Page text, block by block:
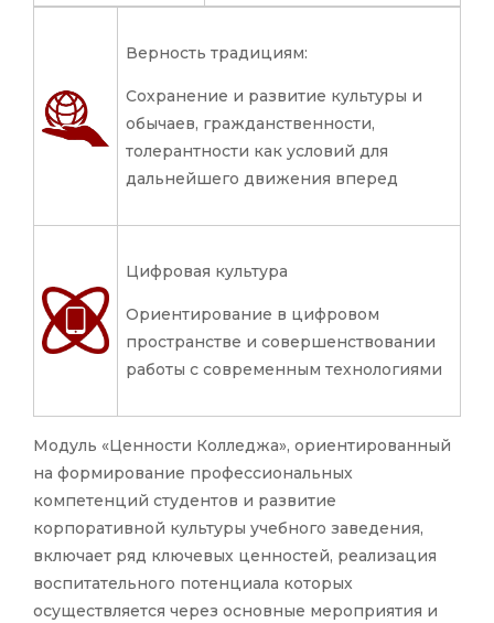
Верность традициям:
Сохранение и развитие культуры и
обычаев, гражданственности,
толерантности как условий для
дальнейшего движения вперед
Цифровая культура
Ориентирование в цифровом
пространстве и совершенствовании
работы с современным технологиями
Модуль «Ценности Колледжа», ориентированный
на формирование профессиональных
компетенций студентов и развитие
корпоративной культуры учебного заведения,
включает ряд ключевых ценностей, реализация
воспитательного потенциала которых
осуществляется через основные мероприятия и